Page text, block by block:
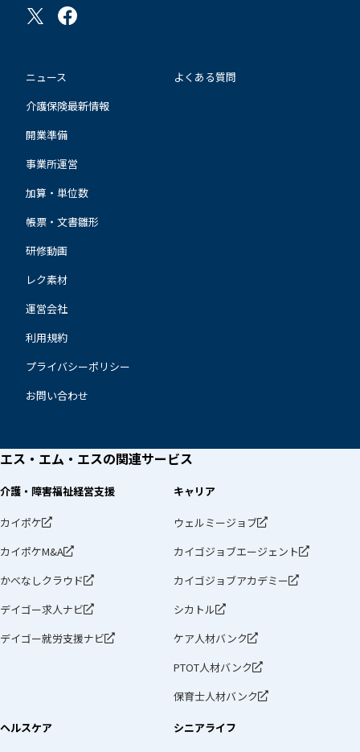
ニュース
介護保険最新情報
開業準備
事業所運営
加算・単位数
帳票・文書雛形
研修動画
レク素材
よくある質問
運営会社
利用規約
プライバシーポリシー
お問い合わせ
エス・エム・エスの関連サービス
介護・障害福祉経営支援
カイポケ
カイポケM&A
かべなしクラウド
デイゴー求人ナビ
デイゴー就労支援ナビ
キャリア
ウェルミージョブ
カイゴジョブエージェント
カイゴジョブアカデミー
シカトル
ケア人材バンク
PTOT人材バンク
保育士人材バンク
ヘルスケア シニアライフ